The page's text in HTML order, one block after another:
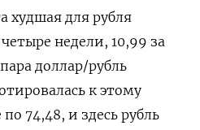
худшая для рубля
недели, ​10,99 за
доллар/рубль
к ​этому
74,48, ​и здесь ⁠рубль